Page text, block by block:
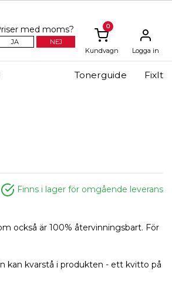
med moms?
JA NEJ
0
Kundvagn Logga in
Tonerguide FixIt
Finns i lager för omgående leverans
också är 100% återvinningsbart. För
kan kvarstå i produkten - ett kvitto på